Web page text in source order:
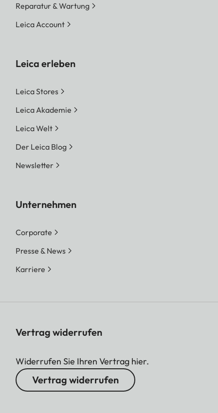
Reparatur & Wartung
Leica Account
Leica erleben
Leica Stores
Leica Akademie
Leica Welt
Der Leica Blog
Newsletter
Unternehmen
Corporate
Presse & News
Karriere
Vertrag widerrufen
Widerrufen Sie Ihren Vertrag hier.
Vertrag widerrufen